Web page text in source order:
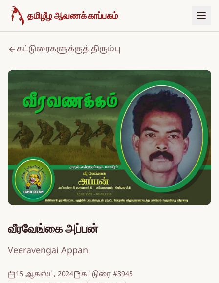
உள்ளடக்கத்திற்குச் செல்க
தமிழீழ ஆவணக் காப்பகம்
கட்டுரைகளுக்குத் திரும்பு
வீரவேங்கை அப்பன்
Veeravengai Appan
15 ஆகஸ்ட், 2024
கட்டுரை #3945